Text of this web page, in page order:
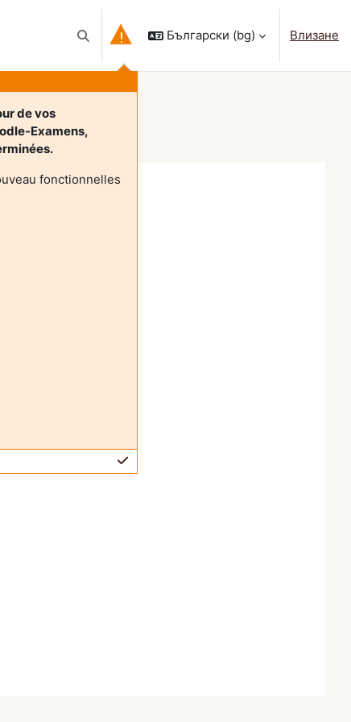
Превключване при въвеждане на търсеното
de vos
Examens,
fonctionnelles
Български ‎(bg)‎ Влизане